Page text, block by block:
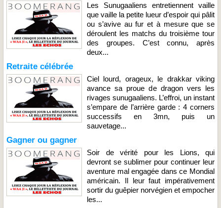
Les Sunugaaliens entretiennent vaille
que vaille la petite lueur d’espoir qui pâlit
ou s’avive au fur et à mesure que se
déroulent les matchs du troisième tour
des groupes. C’est connu, après
deux...
Retraite célébrée
Ciel lourd, orageux, le drakkar viking
avance sa proue de dragon vers les
rivages sunugaaliens. L’effroi, un instant
s’empare de l’arrière garde : 4 corners
successifs en 3mn, puis un
sauvetage...
Gagner ou gagner
Soir de vérité pour les Lions, qui
devront se sublimer pour continuer leur
aventure mal engagée dans ce Mondial
américain. Il leur faut impérativement
sortir du guêpier norvégien et empocher
les...